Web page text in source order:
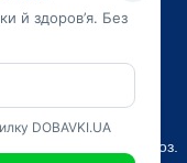
носит
Не используйте
Только ваш
и составлять диагноз.